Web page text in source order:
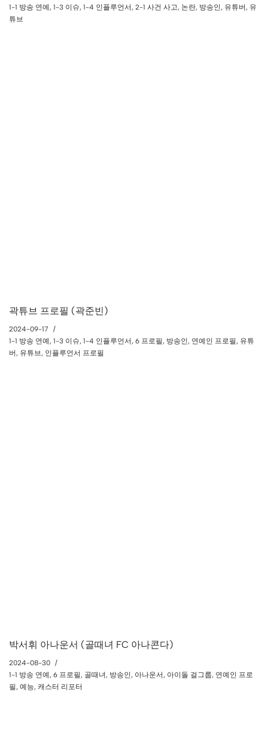
1-1 방송 연예, 1-3 이슈, 1-4 인플루언서, 2-1 사건 사고, 논란, 방송인, 유튜버, 유
튜브
곽튜브 프로필 (곽준빈)
2024-09-17
1-1 방송 연예, 1-3 이슈, 1-4 인플루언서, 6 프로필, 방송인, 연예인 프로필, 유튜
버, 유튜브, 인플루언서 프로필
박서휘 아나운서 (골때녀 FC 아나콘다)
2024-08-30
1-1 방송 연예, 6 프로필, 골때녀, 방송인, 아나운서, 아이돌 걸그룹, 연예인 프로
필, 예능, 캐스터 리포터